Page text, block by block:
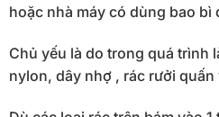
hoặc nhà máy có dùng bao
Chủ yếu là do trong quá trình
nylon, dây nhợ , rác rưởi